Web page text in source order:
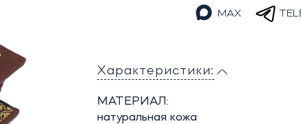
MAX
Характеристики:
МАТЕРИАЛ:
натуральная кожа